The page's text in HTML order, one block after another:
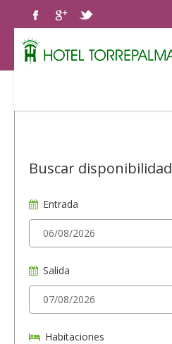
Buscar disponibilidad
Entrada
Salida
Habitaciones